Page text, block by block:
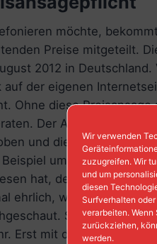
Wir verwenden
zuzugreifen. Wir
und um
diesen
Surfverhalten
verarbeiten. Wenn
zurückziehen,
werden.
möchte,
Preise mitgeteilt.
2012 in
auf der eigenen
Ohne diese
Der Anbieter hat
und dies meist
um 12 Uhr
hat, der konnte eine
ehrlich, wer hat schon
So kostete das
Erst mit der monatlichen